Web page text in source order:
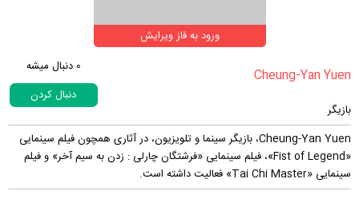
ورود به فاز ویرایش
0 دنبال میشه
دنبال کردن
بازیگر
Cheung-Yan Yuen، بازیگر سینما و تلویزیون، در آثاری همچون فیلم سینمایی
«Fist of Legend»، فیلم سینمایی «فرشتگان چارلی : زدن به سیم آخر» و فیلم
سینمایی «Tai Chi Master» فعالیت داشته است.